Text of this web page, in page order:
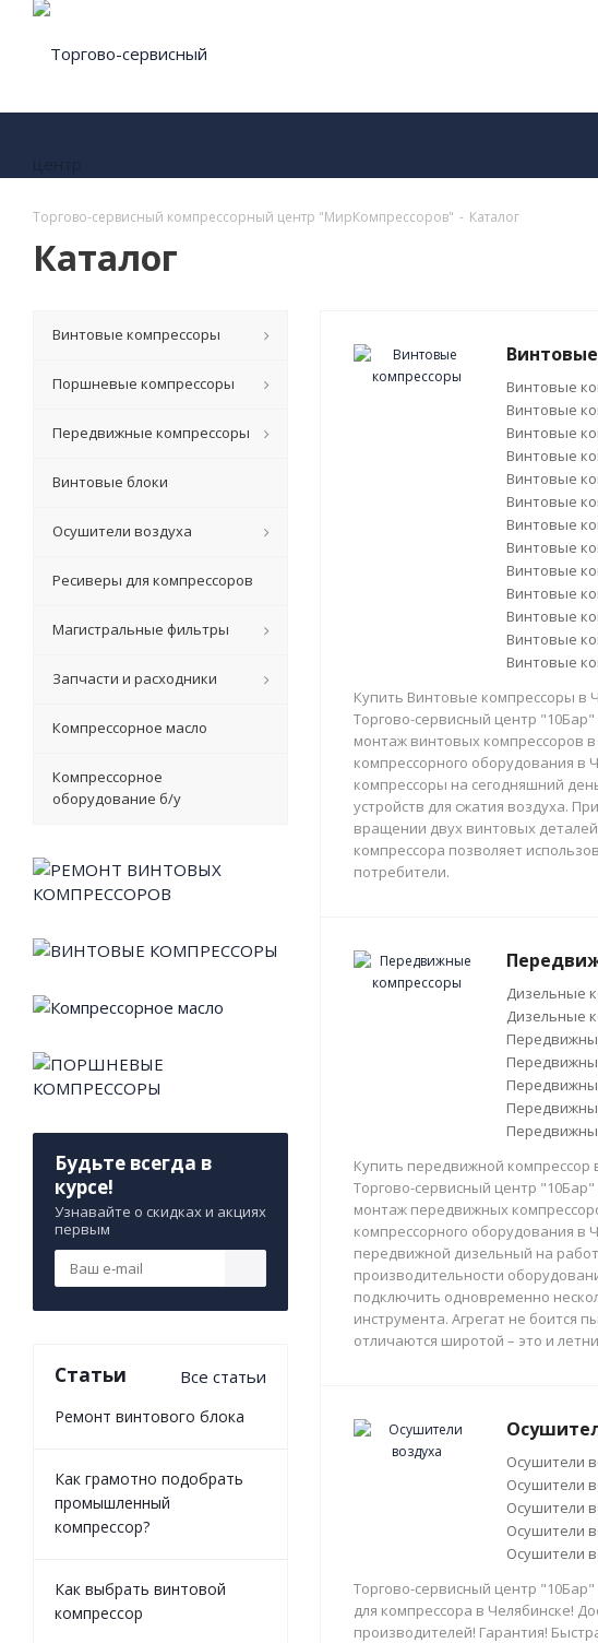
Торгово-сервисный компрессорный центр "МирКомпрессоров" - Каталог
Каталог
Винтовые
Винтовые
Винтовые
Винтовые
Винтовые
Винтовые
Винтовые
Винтовые
Винтовые
Винтовые
Винтовые
Винтовые
Винтовые
Купить Винтовые компрессоры в
Торгово-сервисный центр
монтаж винтовых компрессоров
компрессорного оборудования в
компрессоры на сегодняшний
устройств для сжатия воздуха.
вращении двух винтовых
компрессора позволяет
потребители.
Дизельные
Дизельные
Купить передвижной компрессор
Торгово-сервисный центр
монтаж передвижных
компрессорного оборудования в
передвижной дизельный на
производительности
подключить одновременно
инструмента. Агрегат не боится
отличаются широтой – это и
Осушители
Осушители
Осушители
Осушители
Осушители
Торгово-сервисный центр
для компрессора в Челябинске!
производителей! Гарантия!
Винтовые компрессоры
Поршневые компрессоры
Передвижные компрессоры
Винтовые блоки
Осушители воздуха
Ресиверы для компрессоров
Магистральные фильтры
Запчасти и расходники
Компрессорное масло
Компрессорное
оборудование б/у
Будьте всегда в
курсе!
Узнавайте о скидках и акциях
первым
Статьи Все статьи
Ремонт винтового блока
Как грамотно подобрать
промышленный
компрессор?
Как выбрать винтовой
компрессор